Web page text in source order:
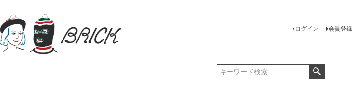
ログイン 会員登録